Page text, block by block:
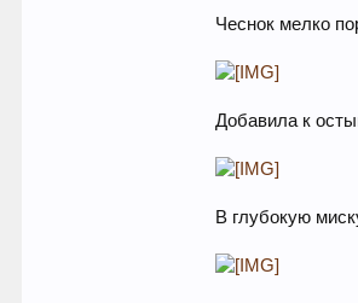
Чеснок мелко
Добавила к
В глубокую